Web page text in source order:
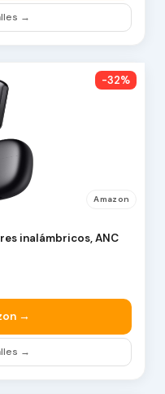
→
-32%
Amazon
inalámbricos, ANC
→
→